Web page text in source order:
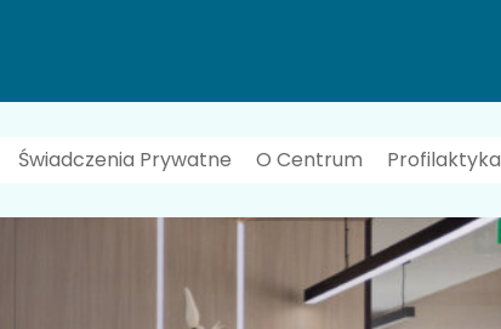
Świadczenia Prywatne O Centrum Profilaktyka